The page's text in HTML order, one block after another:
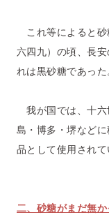
これ等によると砂
六四九）の頃、長
れは黒砂糖であった
我が国では、十六
島・博多・堺など
品として使用され
二、砂糖がまだ無